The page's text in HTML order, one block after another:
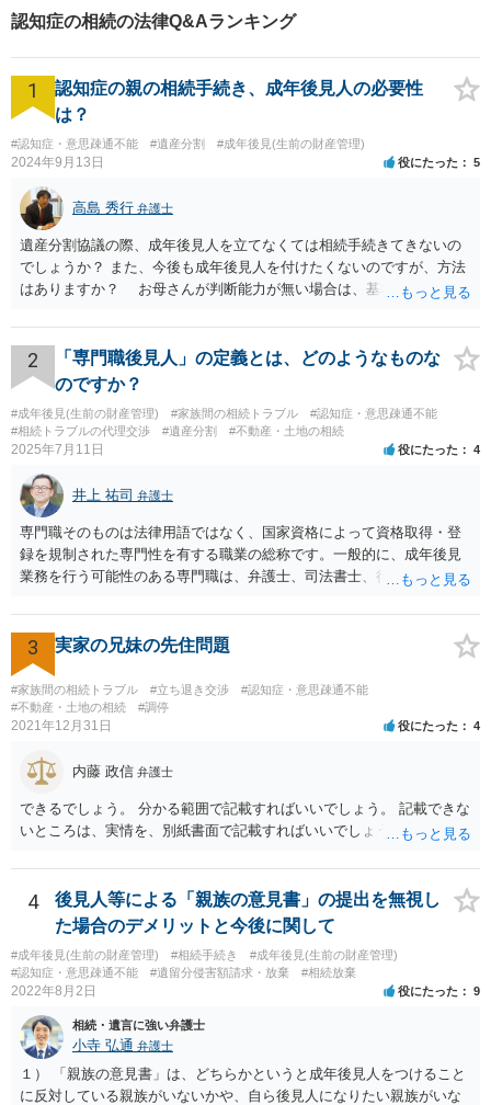
認知症の相続の法律Q&Aランキング
1
認知症の親の相続手続き、成年後見人の必要性
は？
#認知症・意思疎通不能 #遺産分割 #成年後見(生前の財産管理)
2024年9月13日 役にたった 5
高島 秀行 弁護士
遺産分割協議の際、成年後見人を立てなくては相続手続きてきないの
でしょうか？ また、今後も成年後見人を付けたくないのですが、方法
はありますか？ お母さんが判断能力が無い場合は、基本的に成年後
立て、お母さんに特別代理人をつけるという方法も考えられますが、
遺産分割だけでなく、その後の取得した遺産の管理もありますので
遺産分割審判や遺産分割調停を申し立て、お母さんに特別代理人をつ
けるということでは解決できなさそうなので 後見人をつけるよう求め
られると思います。 弁護士に面談で相談された方がよいと思いま
す。
2
「専門職後見人」の定義とは、どのようなものな
のですか？
#成年後見(生前の財産管理) #家族間の相続トラブル
#認知症・意思疎通不能
#相続トラブルの代理交渉
#遺産分割 #不動産・土地の相続
2025年7月11日 役にたった 4
井上 祐司 弁護士
専門職そのものは法律用語ではなく、国家資格によって資格取得・登
録を規制された専門性を有する職業の総称です。一般的に、成年後見
業務を行う可能性のある専門職は、弁護士、司法書士、行政書士、税
士はほぼ無条件で成年後見人に選任されるわけではなく、基幹研修を
受講して継続研修を受講し続ける必要がありますが、家庭裁判所から
選任された場合には専門職後見人と呼ぶことになるでしょう。
3 実家の兄妹の先住問題
#家族間の相続トラブル #立ち退き交渉
#認知症・意思疎通不能
#不動産・土地の相続
#調停
2021年12月31日 役にたった 4
内藤 政信 弁護士
できるでしょう。 分かる範囲で記載すればいいでしょう。 記載できな
いところは、実情を、別紙書面で記載すればいいでしょう。
4
後見人等による「親族の意見書」の提出を無視し
た場合のデメリットと今後に関して
#成年後見(生前の財産管理) #相続手続き
#成年後見(生前の財産管理)
#認知症・意思疎通不能
#遺留分侵害額請求・放棄 #相続放棄
2022年8月2日 役にたった 9
相続・遺言に強い弁護士
小寺 弘通 弁護士
１） 「親族の意見書」は、どちらかというと成年後見人をつけること
に反対している親族がいないかや、自ら後見人になりたい親族がいな